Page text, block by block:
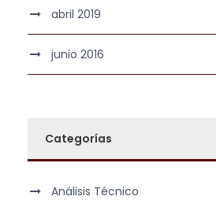
abril 2019
junio 2016
Categorías
Análisis Técnico